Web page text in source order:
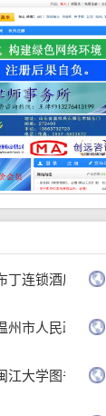
丁连锁酒店官网
州市人民政府
江大学图书馆